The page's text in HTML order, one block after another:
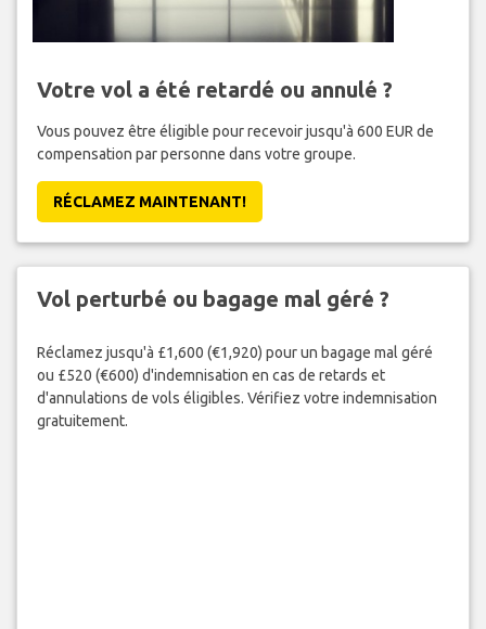
Votre vol a été retardé ou annulé ?
Vous pouvez être éligible pour recevoir jusqu'à 600 EUR de
compensation par personne dans votre groupe.
RÉCLAMEZ MAINTENANT!
Vol perturbé ou bagage mal géré ?
Réclamez jusqu'à £1,600 (€1,920) pour un bagage mal géré
ou £520 (€600) d'indemnisation en cas de retards et
d'annulations de vols éligibles. Vérifiez votre indemnisation
gratuitement.